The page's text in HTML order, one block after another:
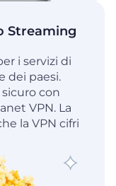
Streaming
i servizi di
dei paesi.
con
VPN. La
la VPN cifri